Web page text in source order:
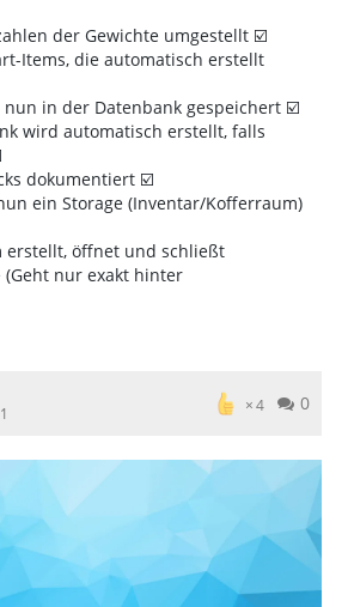
der Gewichte umgestellt ☑️
Items, die automatisch erstellt
nun in der Datenbank gespeichert ☑️
wird automatisch erstellt, falls
dokumentiert ☑️
ein Storage (Inventar/Kofferraum)
erstellt, öffnet und schließt
(Geht nur exakt hinter
4 0